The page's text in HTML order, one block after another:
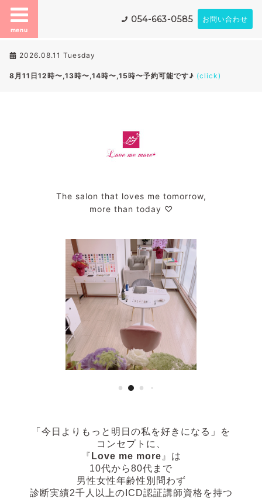
menu
054-663-0585 お問い合わせ
2026.08.11 Tuesday
8月11日12時〜,13時〜,14時〜,15時〜予約可能です♪ (click)
The salon that loves me tomorrow,
more than today ♡
「今日よりもっと明日の私を好きになる」
を
コンセプトに、
『 Love me more 』は
10代から80代まで
男性女性年齢性別問わず
診断実績2千人以上の ICD認証講師資格を持つ